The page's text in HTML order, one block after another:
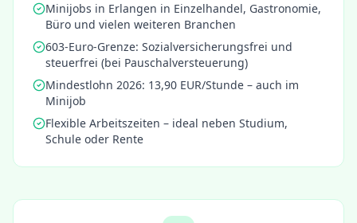
Minijobs in Erlangen in Einzelhandel, Gastronomie,
Büro und vielen weiteren Branchen
603-Euro-Grenze: Sozialversicherungsfrei und
steuerfrei (bei Pauschalversteuerung)
Mindestlohn 2026: 13,90 EUR/Stunde – auch im
Minijob
Flexible Arbeitszeiten – ideal neben Studium,
Schule oder Rente